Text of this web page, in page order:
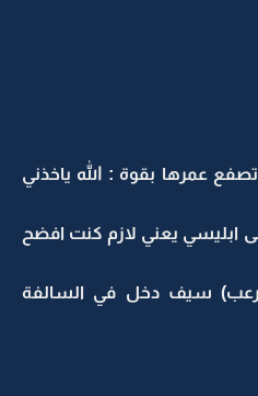
عمرها بقوة : الله ياخذني
ابليسي يعني لازم كنت افضح
سيف دخل في السالفة